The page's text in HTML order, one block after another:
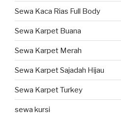
Sewa Kaca Rias Full Body
Sewa Karpet Buana
Sewa Karpet Merah
Sewa Karpet Sajadah Hijau
Sewa Karpet Turkey
sewa kursi